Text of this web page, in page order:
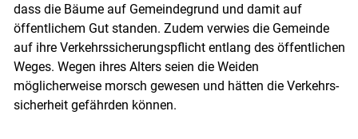
dass die Bäume auf Gemeindegrund und damit auf
öffentlichem Gut standen. Zudem verwies die Gemeinde
auf ihre Verkehrssicherungspflicht entlang des öffentlichen
Weges. Wegen ihres Alters seien die Weiden
möglicherweise morsch gewesen und hätten die Verkehrs­
sicherheit gefährden können.